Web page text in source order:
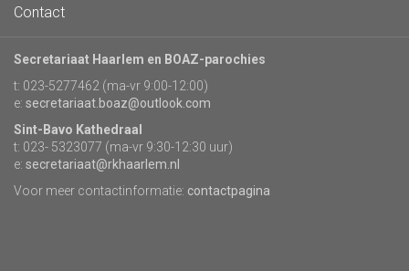
Contact
Secretariaat Haarlem en BOAZ-parochies
t: 023-5277462 (ma-vr 9:00-12:00)
e: secretariaat.boaz@outlook.com
Sint-Bavo Kathedraal
t: 023- 5323077 (ma-vr 9:30-12:30 uur)
e: secretariaat@rkhaarlem.nl
Voor meer contactinformatie: contactpagina